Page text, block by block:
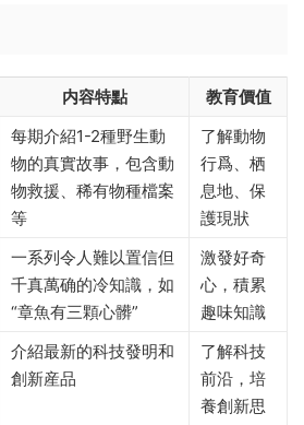
内容特點
教育價值
每期介紹1-2種野生動
物的真實故事，包含動
物救援、稀有物種檔案
等
了解動物
行爲、栖
息地、保
護現狀
一系列令人難以置信但
千真萬确的冷知識，如
“章魚有三顆心髒”
激發好奇
心，積累
趣味知識
介紹最新的科技發明和
創新産品
了解科技
前沿，培
養創新思